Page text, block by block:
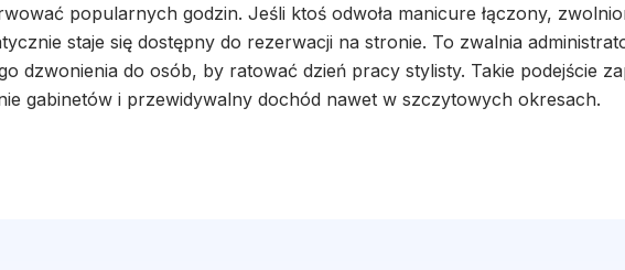
popularnych godzin. Jeśli ktoś odwoła manicure łączony,
staje się dostępny do rezerwacji na stronie. To zwalnia
dzwonienia do osób, by ratować dzień pracy stylisty. Takie podejście
gabinetów i przewidywalny dochód nawet w szczytowych okresach.